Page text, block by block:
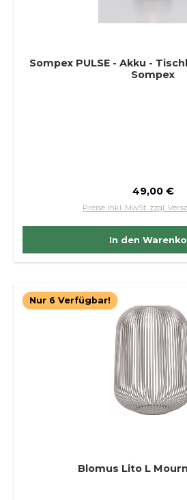
Sompex PULSE - Akku -
Sompex
Regulärer
49,00 €
Preise inkl. MwSt. zzgl.
In den
Nur 6 Verfügbar!
Blomus Lito L